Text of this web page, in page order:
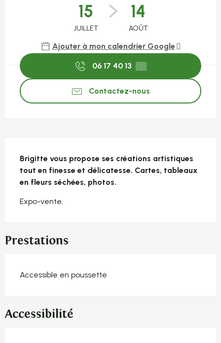
15
JUILLET
14
AOÛT
Ajouter à mon calendrier Google
06 17 40 13 ▒▒
Contactez-nous
Brigitte vous propose ses créations artistiques
tout en finesse et délicatesse. Cartes, tableaux
en fleurs séchées, photos.
Expo-vente.
Prestations
Accessible en poussette
Accessibilité